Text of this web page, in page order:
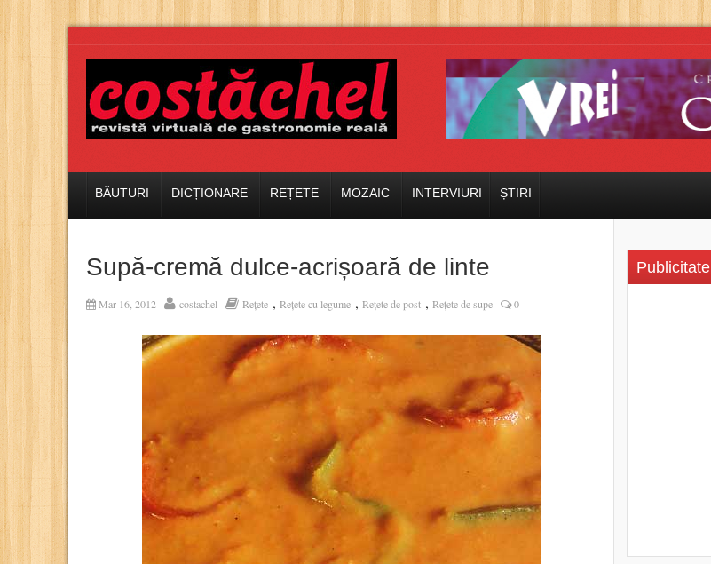
BĂUTURI DICȚIONARE REȚETE MOZAIC INTERVIURI ȘTIRI
Supă-cremă dulce-acrișoară de linte
Mar 16, 2012 costachel Rețete , Rețete cu legume , Rețete de post , Rețete de supe 0
Publicitate